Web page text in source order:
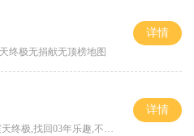
终极无捐献无顶榜地图
详情
极,找回03年乐趣,不搞花里胡
详情